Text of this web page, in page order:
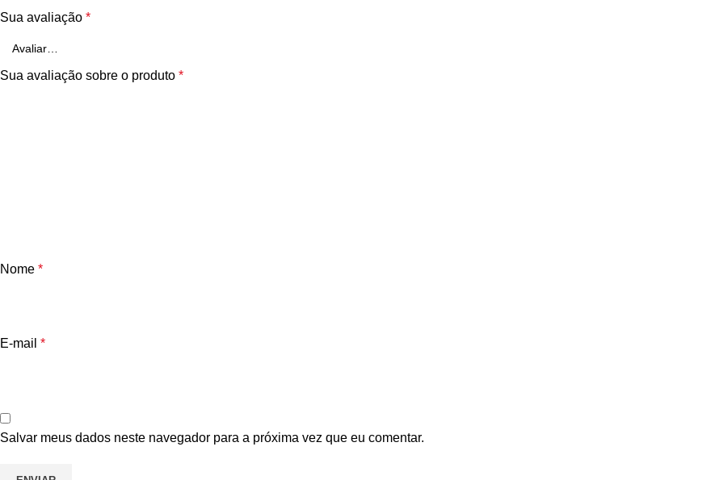
Sua avaliação *
Sua avaliação sobre o produto *
Nome *
E-mail *
Salvar meus dados neste navegador para a próxima vez que eu comentar.